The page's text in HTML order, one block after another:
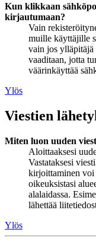
Kun klikkaan
kirjautumaan?
Vain
muille käyttäjille
vain jos
vaaditaan, jotta
väärinkäyttää
Ylös
Viestien
Miten luon uuden
Aloittaaksesi
Vastataksesi
kirjoittaminen voi
oikeuksistasi
alalaidassa.
lähettää
Ylös